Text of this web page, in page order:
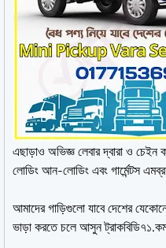
এছাড়াও অভিজ্ঞ লেবার দ্বারা ও চেইন
লোডিং আন-লোডিং এবং গার্মেন্টস
আমাদের গাড়িগুলো যাবে দেশের
ভাড়া করতে চলে আসুন